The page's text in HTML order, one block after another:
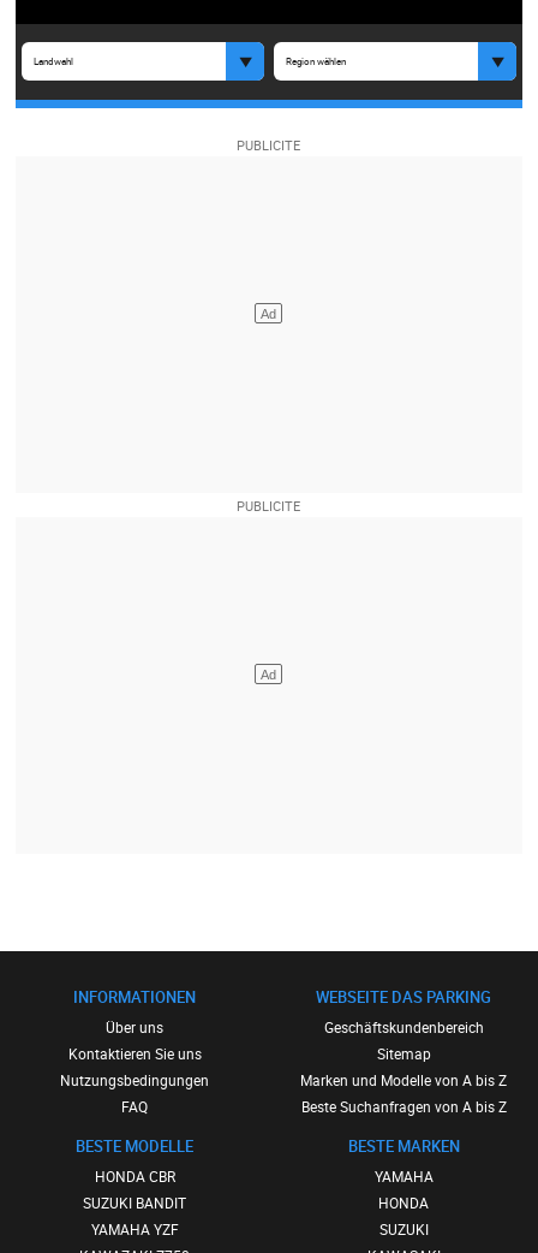
Landwahl Region wählen
INFORMATIONEN
Über uns
Kontaktieren Sie uns
Nutzungsbedingungen
FAQ
BESTE MODELLE
HONDA CBR
SUZUKI BANDIT
YAMAHA YZF
WEBSEITE DAS PARKING
Geschäftskundenbereich
Sitemap
Marken und Modelle von A bis Z
Beste Suchanfragen von A bis Z
BESTE MARKEN
YAMAHA
HONDA
SUZUKI